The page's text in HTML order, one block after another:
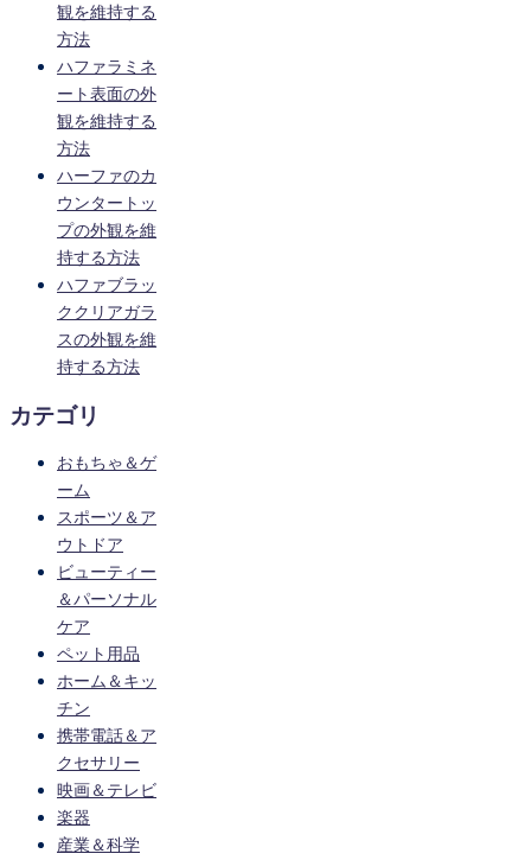
観を維持する
方法
ハファラミネ
ート表面の外
観を維持する
方法
ハーファのカ
ウンタートッ
プの外観を維
持する方法
ハファブラッ
ククリアガラ
スの外観を維
持する方法
カテゴリ
おもちゃ＆ゲ
ーム
スポーツ＆ア
ウトドア
ビューティー
＆パーソナル
ケア
ペット用品
ホーム＆キッ
チン
携帯電話＆ア
クセサリー
映画＆テレビ
楽器
産業＆科学